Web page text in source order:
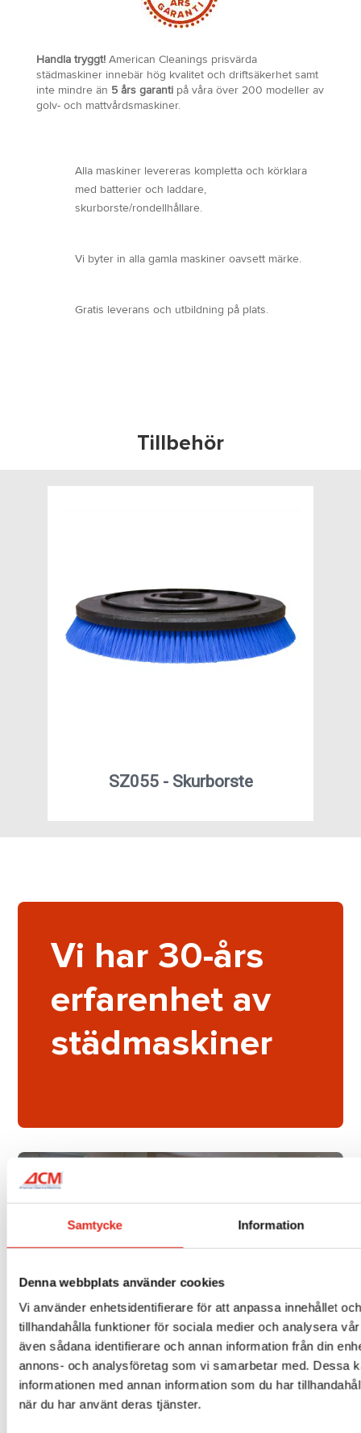
Samtycke Information
Denna webbplats använder cookies
Vi använder enhetsidentifierare för att anpassa innehållet
tillhandahålla funktioner för sociala medier och analysera
även sådana identifierare och annan information från din
annons- och analysföretag som vi samarbetar med. Dessa
informationen med annan information som du har
när du har använt deras tjänster.
Handla tryggt!American Cleanings prisvärda
städmaskiner innebär hög kvalitet och driftsäkerhet samt
inte mindre än 5 års garantipå våra över 200 modeller av
golv- och mattvårdsmaskiner.
Alla maskiner levereras kompletta och körklara
med batterier och laddare,
skurborste/rondellhållare.
Vi byter in alla gamla maskiner oavsett märke.
Gratis leverans och utbildning på plats.
Tillbehör
SZ055 - Skurborste
Vi har 30-års
erfarenhet av
städmaskiner
Minst 200 olika
modeller –